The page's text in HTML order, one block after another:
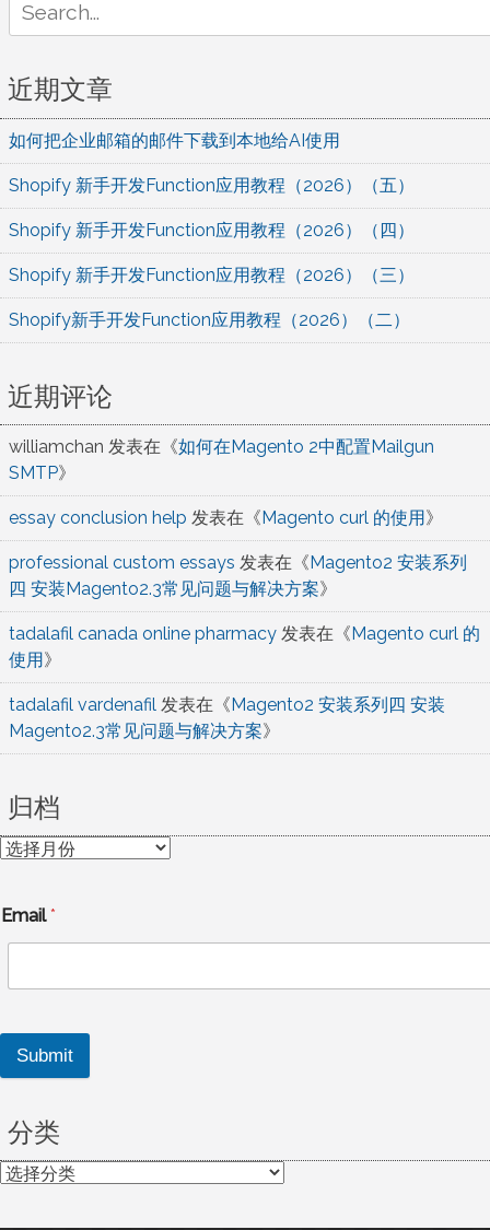
for:
近期文章
如何把企业邮箱的邮件下载到本地给AI使用
Shopify 新手开发Function应用教程（2026）（五）
Shopify 新手开发Function应用教程（2026）（四）
Shopify 新手开发Function应用教程（2026）（三）
Shopify新手开发Function应用教程（2026）（二）
近期评论
williamchan 发表在《如何在Magento 2中配置Mailgun
SMTP》
essay conclusion help 发表在《Magento curl 的使用》
professional custom essays 发表在《Magento2 安装系列
四 安装Magento2.3常见问题与解决方案》
tadalafil canada online pharmacy 发表在《Magento curl 的
使用》
tadalafil vardenafil 发表在《Magento2 安装系列四 安装
Magento2.3常见问题与解决方案》
归档
归
Email*
Submit
分类
分